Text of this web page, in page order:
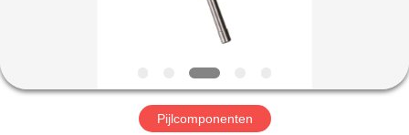
FABRIEKSREIS
Pijlcomponenten